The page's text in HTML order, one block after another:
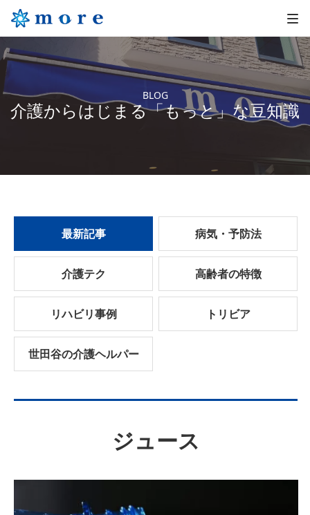
BLOG
介護からはじまる「もっと」な豆知識
最新記事 病気・予防法
介護テク 高齢者の特徴
リハビリ事例 トリビア
世田谷の介護ヘルパー
ジュース